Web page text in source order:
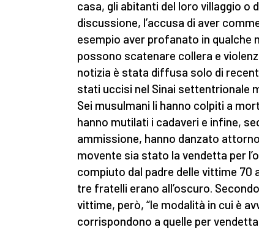
casa, gli abitanti del loro villaggio o
discussione, l’accusa di aver
esempio aver profanato in qualche
possono scatenare collera e
notizia è stata diffusa solo di
stati uccisi nel Sinai settentrionale
Sei musulmani li hanno colpiti a
hanno mutilati i cadaveri e infine,
ammissione, hanno danzato
movente sia stato la vendetta per
compiuto dal padre delle vittime 70
tre fratelli erano all’oscuro.
vittime, però, “le modalità in cui è
corrispondono a quelle per